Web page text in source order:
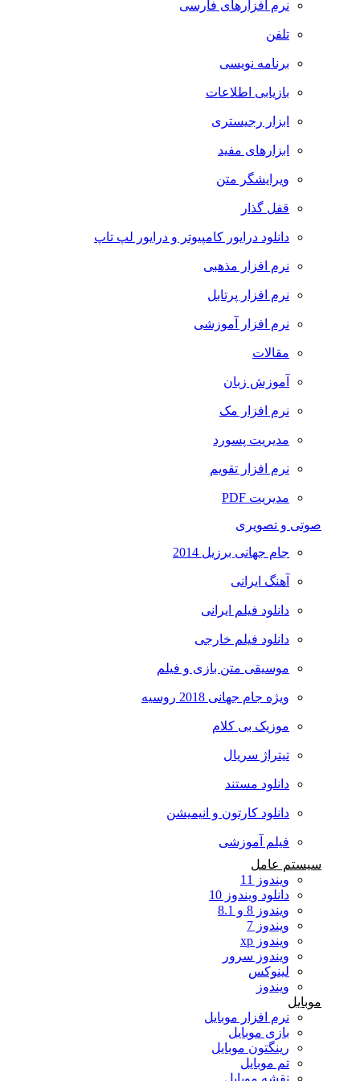
نرم افزارهای فارسی
تلفن
برنامه نویسی
بازیابی اطلاعات
ابزار رجیستری
ابزارهای مفید
ویرایشگر متن
قفل گذار
دانلود درایور کامپیوتر و درایور لپ تاپ
نرم افزار مذهبی
نرم افزار پرتابل
نرم افزار آموزشی
مقالات
آموزش زبان
نرم افزار مک
مدیریت پسورد
نرم افزار تقویم
مدیریت PDF
صوتی و تصویری
جام جهانی برزیل 2014
آهنگ ایرانی
دانلود فیلم ایرانی
دانلود فیلم خارجی
موسیقی متن بازی و فیلم
ویژه جام جهانی 2018 روسیه
موزیک بی کلام
تیتراژ سریال
دانلود مستند
دانلود کارتون و انیمیشن
فیلم آموزشی
سیستم عامل
ویندوز 11
دانلود ویندوز 10
ویندوز 8 و 8.1
ویندوز 7
ویندوز xp
ویندوز سرور
لینوکس
ویندوز
موبایل
نرم افزار موبایل
بازی موبایل
رینگتون موبایل
تم موبایل
نقشه موبایل